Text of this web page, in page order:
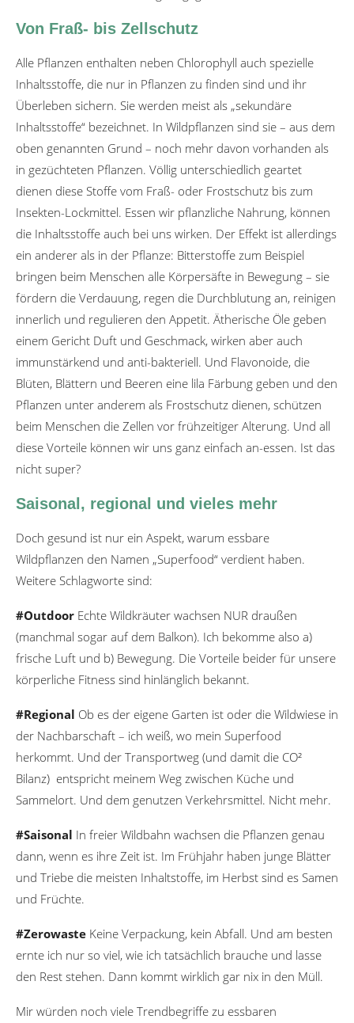
Von Fraß- bis Zellschutz
Alle Pflanzen enthalten neben Chlorophyll auch spezielle
Inhaltsstoffe, die nur in Pflanzen zu finden sind und ihr
Überleben sichern. Sie werden meist als „sekundäre
Inhaltsstoffe“ bezeichnet. In Wildpflanzen sind sie – aus dem
oben genannten Grund – noch mehr davon vorhanden als
in gezüchteten Pflanzen. Völlig unterschiedlich geartet
dienen diese Stoffe vom Fraß- oder Frostschutz bis zum
Insekten-Lockmittel. Essen wir pflanzliche Nahrung, können
die Inhaltsstoffe auch bei uns wirken. Der Effekt ist allerdings
ein anderer als in der Pflanze: Bitterstoffe zum Beispiel
bringen beim Menschen alle Körpersäfte in Bewegung – sie
fördern die Verdauung, regen die Durchblutung an, reinigen
innerlich und regulieren den Appetit. Ätherische Öle geben
einem Gericht Duft und Geschmack, wirken aber auch
immunstärkend und anti-bakteriell. Und Flavonoide, die
Blüten, Blättern und Beeren eine lila Färbung geben und den
Pflanzen unter anderem als Frostschutz dienen, schützen
beim Menschen die Zellen vor frühzeitiger Alterung. Und all
diese Vorteile können wir uns ganz einfach an-essen. Ist das
nicht super?
Saisonal, regional und vieles mehr
Doch gesund ist nur ein Aspekt, warum essbare
Wildpflanzen den Namen „Superfood“ verdient haben.
Weitere Schlagworte sind:
#Outdoor Echte Wildkräuter wachsen NUR draußen
(manchmal sogar auf dem Balkon). Ich bekomme also a)
frische Luft und b) Bewegung. Die Vorteile beider für unsere
körperliche Fitness sind hinlänglich bekannt.
#Regional Ob es der eigene Garten ist oder die Wildwiese in
der Nachbarschaft – ich weiß, wo mein Superfood
herkommt. Und der Transportweg (und damit die CO²
Bilanz) entspricht meinem Weg zwischen Küche und
Sammelort. Und dem genutzen Verkehrsmittel. Nicht mehr.
#Saisonal In freier Wildbahn wachsen die Pflanzen genau
dann, wenn es ihre Zeit ist. Im Frühjahr haben junge Blätter
und Triebe die meisten Inhaltstoffe, im Herbst sind es Samen
und Früchte.
#Zerowaste Keine Verpackung, kein Abfall. Und am besten
ernte ich nur so viel, wie ich tatsächlich brauche und lasse
den Rest stehen. Dann kommt wirklich gar nix in den Müll.
Mir würden noch viele Trendbegriffe zu essbaren